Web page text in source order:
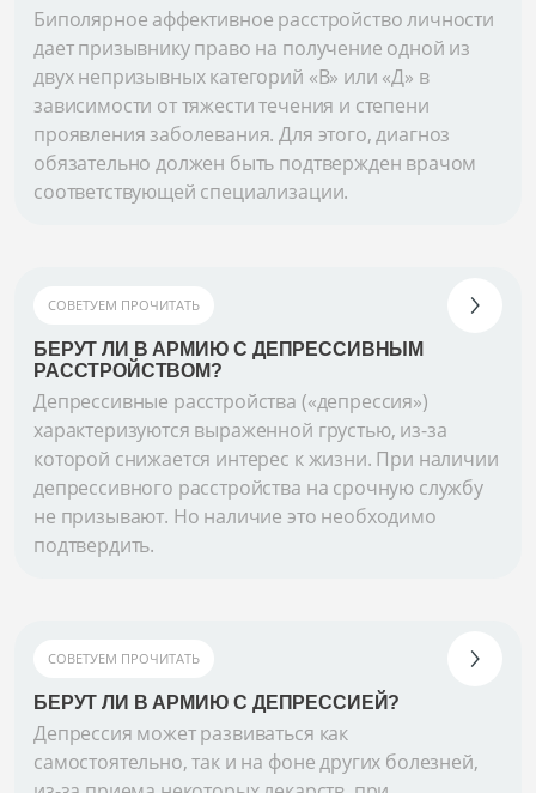
Биполярное аффективное расстройство личности
дает призывнику право на получение одной из
двух непризывных категорий «В» или «Д» в
зависимости от тяжести течения и степени
проявления заболевания. Для этого, диагноз
обязательно должен быть подтвержден врачом
соответствующей специализации.
СОВЕТУЕМ ПРОЧИТАТЬ
БЕРУТ ЛИ В АРМИЮ С ДЕПРЕССИВНЫМ
РАССТРОЙСТВОМ?
Депрессивные расстройства («депрессия»)
характеризуются выраженной грустью, из-за
которой снижается интерес к жизни. При наличии
депрессивного расстройства на срочную службу
не призывают. Но наличие это необходимо
подтвердить.
СОВЕТУЕМ ПРОЧИТАТЬ
БЕРУТ ЛИ В АРМИЮ С ДЕПРЕССИЕЙ?
Депрессия может развиваться как
самостоятельно, так и на фоне других болезней,